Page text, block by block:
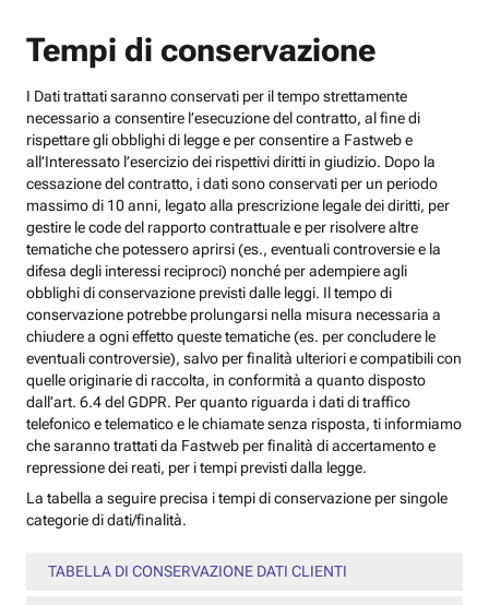
Tempi di conservazione
I Dati trattati saranno conservati per il tempo strettamente
necessario a consentire l’esecuzione del contratto, al fine di
rispettare gli obblighi di legge e per consentire a Fastweb e
all’Interessato l’esercizio dei rispettivi diritti in giudizio. Dopo la
cessazione del contratto, i dati sono conservati per un periodo
massimo di 10 anni, legato alla prescrizione legale dei diritti, per
gestire le code del rapporto contrattuale e per risolvere altre
tematiche che potessero aprirsi (es., eventuali controversie e la
difesa degli interessi reciproci) nonché per adempiere agli
obblighi di conservazione previsti dalle leggi. Il tempo di
conservazione potrebbe prolungarsi nella misura necessaria a
chiudere a ogni effetto queste tematiche (es. per concludere le
eventuali controversie), salvo per finalità ulteriori e compatibili con
quelle originarie di raccolta, in conformità a quanto disposto
dall’art. 6.4 del GDPR. Per quanto riguarda i dati di traffico
telefonico e telematico e le chiamate senza risposta, ti informiamo
che saranno trattati da Fastweb per finalità di accertamento e
repressione dei reati, per i tempi previsti dalla legge.
La tabella a seguire precisa i tempi di conservazione per singole
categorie di dati/finalità.
TABELLA DI CONSERVAZIONE DATI CLIENTI